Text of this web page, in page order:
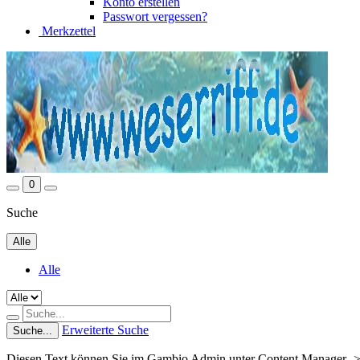
Passwort vergessen?
Merkzettel
0
Suche
Alle
Alle
Suche... Erweiterte Suche